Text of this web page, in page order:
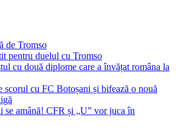
de Tromso
pentru duelul cu Tromso
cu două diplome care a învățat româna la
scorul cu FC Botoșani și bifează o nouă
amână! CFR și „U” vor juca în